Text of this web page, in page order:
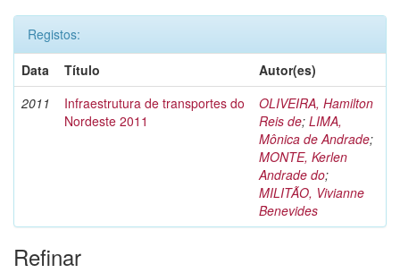
Registos:
Data
Título
Autor(es)
2011
Infraestrutura de transportes do
Nordeste 2011
OLIVEIRA, Hamilton
Reis de; LIMA,
Mônica de Andrade;
MONTE, Kerlen
Andrade do;
MILITÃO, Vivianne
Benevides
Refinar